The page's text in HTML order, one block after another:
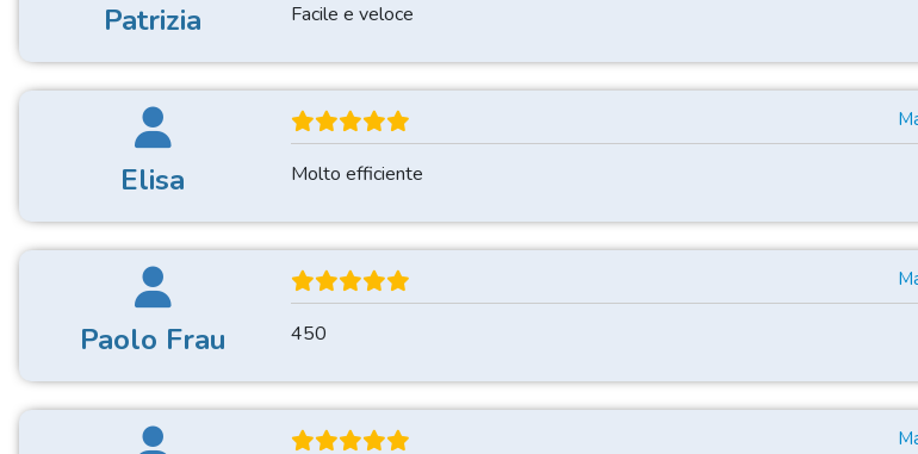
Patrizia Facile e veloce
Elisa Molto efficiente
Paolo Frau 450